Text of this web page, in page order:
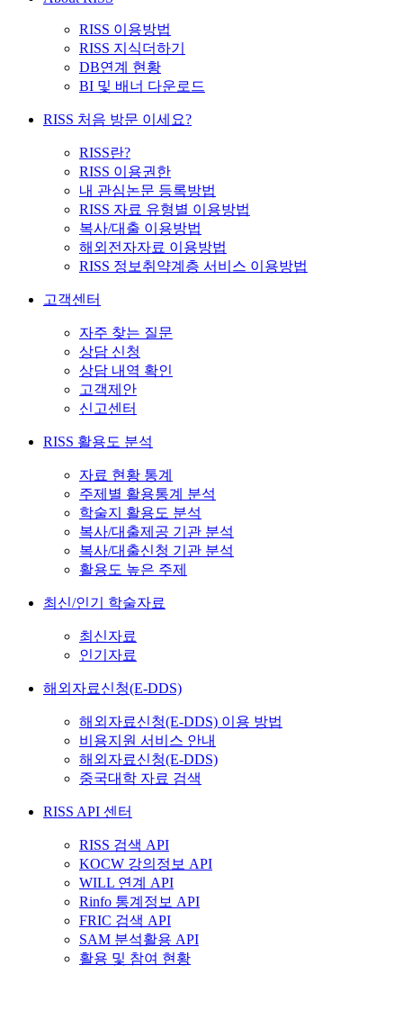
RISS 이용방법
RISS 지식더하기
DB연계 현황
BI 및 배너 다운로드
RISS 처음 방문 이세요?
RISS란?
RISS 이용권한
내 관심논문 등록방법
RISS 자료 유형별 이용방법
복사/대출 이용방법
해외전자자료 이용방법
RISS 정보취약계층 서비스 이용방법
고객센터
자주 찾는 질문
상담 신청
상담 내역 확인
고객제안
신고센터
RISS 활용도 분석
자료 현황 통계
주제별 활용통계 분석
학술지 활용도 분석
복사/대출제공 기관 분석
복사/대출신청 기관 분석
활용도 높은 주제
최신/인기 학술자료
최신자료
인기자료
해외자료신청(E-DDS)
해외자료신청(E-DDS) 이용 방법
비용지원 서비스 안내
해외자료신청(E-DDS)
중국대학 자료 검색
RISS API 센터
RISS 검색 API
KOCW 강의정보 API
WILL 연계 API
Rinfo 통계정보 API
FRIC 검색 API
SAM 분석활용 API
활용 및 참여 현황